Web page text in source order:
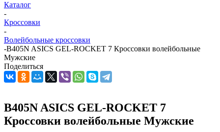
Каталог
-
Кроссовки
-
Волейбольные кроссовки
-B405N ASICS GEL-ROCKET 7 Кроссовки волейбольные
Мужские
Поделиться
B405N ASICS GEL-ROCKET 7
Кроссовки волейбольные Мужские